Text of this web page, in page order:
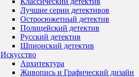
Лучшие серии детективов
Остросюжетный детектив
Полицейский детектив
Русский детектив
Шпионский детектив
Искусство
Архитектура
Живопись и Графический дизайн